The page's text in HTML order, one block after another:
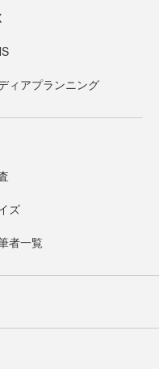
ィアプランニング
ズ
者一覧